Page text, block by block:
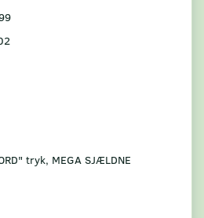
tryk, MEGA SJÆLDNE